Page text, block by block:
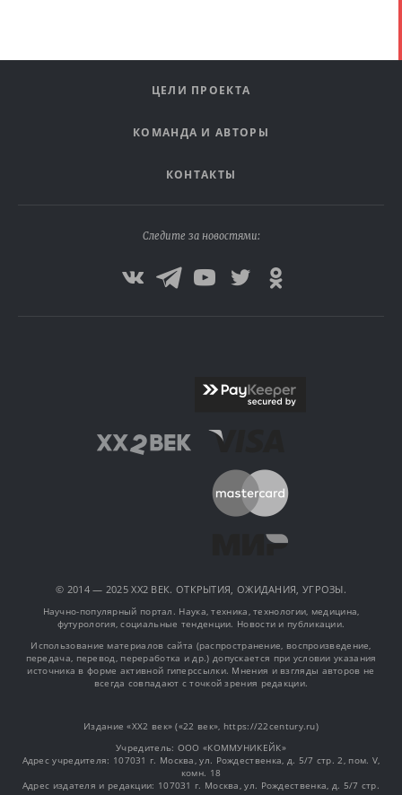
ЦЕЛИ ПРОЕКТА
КОМАНДА И АВТОРЫ
КОНТАКТЫ
Следите за новостями:
© 2014 — 2025 XX2 ВЕК. ОТКРЫТИЯ, ОЖИДАНИЯ, УГРОЗЫ.
Научно-популярный портал. Наука, техника, технологии, медицина,
футурология, социальные тенденции. Новости и публикации.
Использование материалов сайта (распространение, воспроизведение,
передача, перевод, переработка и др.) допускается при условии указания
источника в форме активной гиперссылки. Мнения и взгляды авторов не
всегда совпадают с точкой зрения редакции.
Издание «XX2 век» («22 век», https://22century.ru)
Учредитель: OOO «КОММУНИКЕЙК»
Адрес учредителя: 107031 г. Москва, ул. Рождественка, д. 5/7 стр. 2, пом. V,
комн. 18
Адрес издателя и редакции: 107031 г. Москва, ул. Рождественка, д. 5/7 стр.